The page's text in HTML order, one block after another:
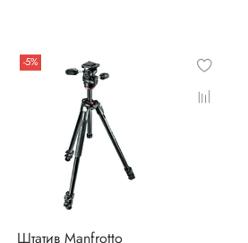
-5%
Штатив Manfrotto